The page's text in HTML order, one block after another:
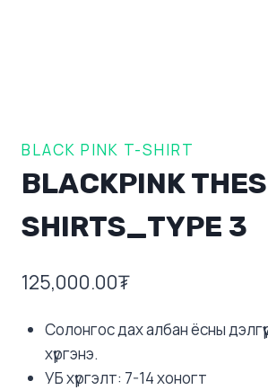
BLACK PINK T-SHIRT
BLACKPINK
SHIRTS_TYPE 3
125,000.00₮
Солонгос дах албан ёсны
хүргэнэ.
УБ хүргэлт: 7-14 хоногт